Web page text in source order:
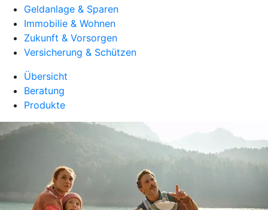
Geldanlage & Sparen
Immobilie & Wohnen
Zukunft & Vorsorgen
Versicherung & Schützen
Übersicht
Beratung
Produkte